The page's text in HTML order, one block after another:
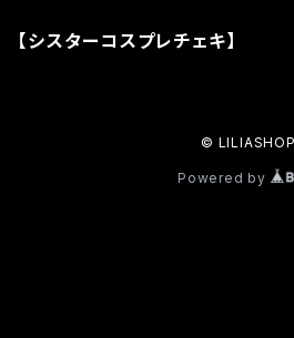
【シスターコスプレチェキ】
© LILIASHOP
Powered by